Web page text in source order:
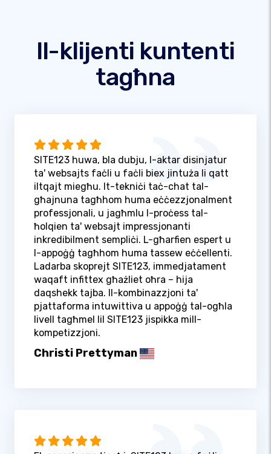
Il-klijenti kuntenti
tagħna
SITE123 huwa, bla dubju, l-aktar disinjatur
ta' websajts faċli u faċli biex jintuża li qatt
iltqajt miegħu. It-tekniċi taċ-chat tal-
għajnuna tagħhom huma eċċezzjonalment
professjonali, u jagħmlu l-proċess tal-
ħolqien ta' websajt impressjonanti
inkredibilment sempliċi. L-għarfien espert u
l-appoġġ tagħhom huma tassew eċċellenti.
Ladarba skoprejt SITE123, immedjatament
waqaft infittex għażliet oħra – hija
daqshekk tajba. Il-kombinazzjoni ta'
pjattaforma intuwittiva u appoġġ tal-ogħla
livell tagħmel lil SITE123 jispikka mill-
kompetizzjoni.
Christi Prettyman